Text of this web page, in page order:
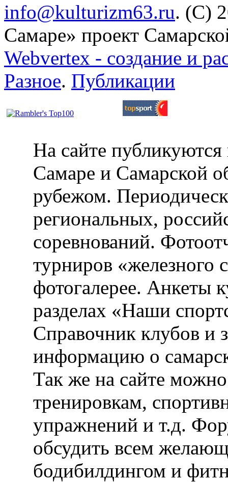
info@kulturizm63.ru. (C)
Самаре» проект
Webvertex - создание и
Разное. Публикации
На сайте публикуются
Самаре и Самарской
рубежом.
региональных,
соревнований.
турниров «железного
фотогалерее. Анкеты
разделах «Наши
Справочник клубов и
информацию о
Так же на сайте
тренировкам,
упражнений и т.д.
обсудить всем
бодибилдингом и